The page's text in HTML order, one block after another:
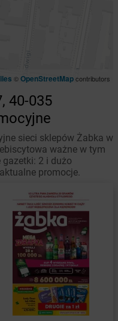
©OpenStreetMapcontributors
40-035
sieci sklepów Żabka w
ważne w tym
2 i dużo
promocje.